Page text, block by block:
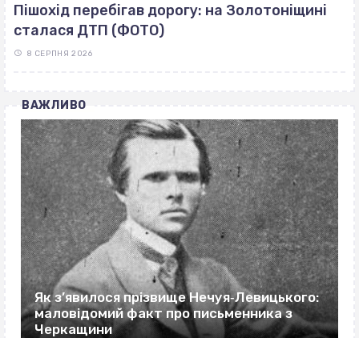
Пішохід перебігав дорогу: на Золотоніщині
сталася ДТП (ФОТО)
8 СЕРПНЯ 2026
ВАЖЛИВО
Як з’явилося прізвище Нечуя‐Левицького:
маловідомий факт про письменника з
Черкащини